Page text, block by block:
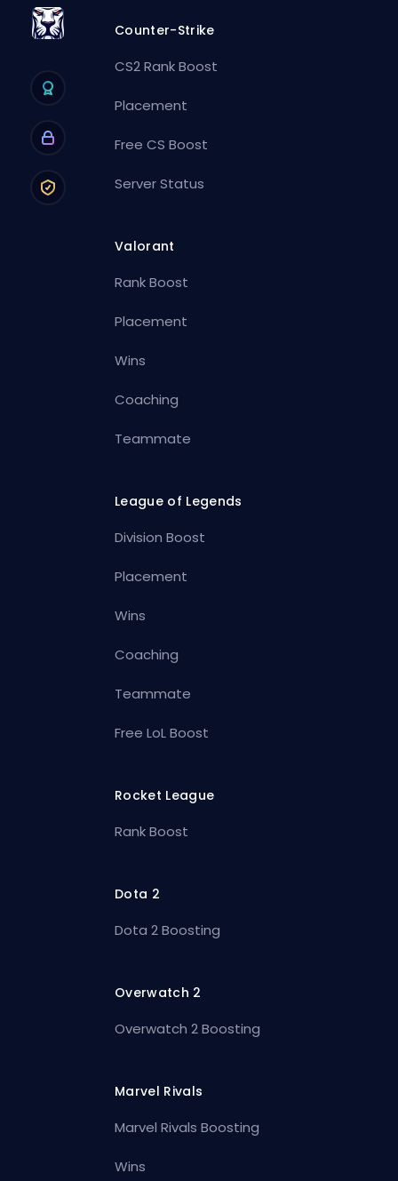
Counter-Strike
CS2 Rank Boost
Placement
Free CS Boost
Server Status
Valorant
Rank Boost
Placement
Wins
Coaching
Teammate
League of Legends
Division Boost
Placement
Wins
Coaching
Teammate
Free LoL Boost
Rocket League
Rank Boost
Dota 2
Dota 2 Boosting
Overwatch 2
Overwatch 2 Boosting
Marvel Rivals
Marvel Rivals Boosting
Wins